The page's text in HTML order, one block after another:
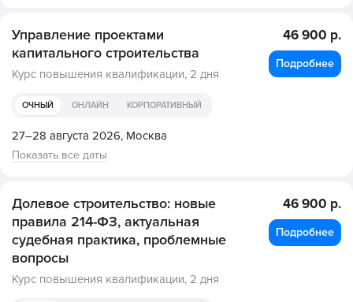
Управление проектами
капитального строительства
Курс повышения квалификации, 2 дня
ОЧНЫЙ ОНЛАЙН КОРПОРАТИВНЫЙ
27–28 августа 2026, Москва
Показать все даты
46 900 р.
Подробнее
Долевое строительство: новые
правила 214-ФЗ, актуальная
судебная практика, проблемные
вопросы
Курс повышения квалификации, 2 дня
46 900 р.
Подробнее